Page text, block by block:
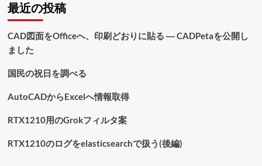
最近の投稿
CAD図面をOfficeへ、印刷どおりに貼る ― CADPetaを公開し
ました
国民の祝日を調べる
AutoCADからExcelへ情報取得
RTX1210用のGrokフィルタ案
RTX1210のログをelasticsearchで扱う(後編)